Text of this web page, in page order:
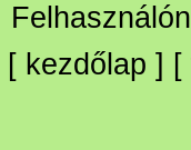
[ kezdőlap ] [